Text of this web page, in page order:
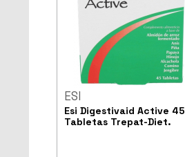
ESI
Esi Digestivaid Active 45
Tabletas Trepat-Diet.